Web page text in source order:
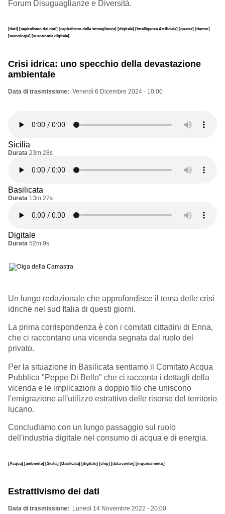
Forum Disuguaglianze e Diversità.
[dati] [capitalismo dei dati] [capitalismo della sorveglianza] [digitale] [Intelligenza Artificiale] [guerra] [riarmo]
[tecnologia] [autonomia digitale]
Crisi idrica: uno specchio della devastazione
ambientale
Data di trasmissione Venerdì 6 Dicembre 2024 - 10:00
Sicilia
Durata 23m 28s
Basilicata
Durata 13m 27s
Digitale
Durata 52m 9s
Un lungo redazionale che approfondisce il tema delle crisi
idriche nel sud Italia di questi giorni.
La prima corrispondenza è con i comitati cittadini di Enna,
che ci raccontano una vicenda segnata dal ruolo del
privato.
Per la situazione in Basilicata sentiamo il Comitato Acqua
Pubblica "Peppe Di Bello" che ci racconta i dettagli della
vicenda e le implicazioni a doppio filo che uniscono
l'emigrazione all'utilizzo estrattivo delle risorse del territorio
lucano.
Concludiamo con un lungo passaggio sul ruolo
dell'industria digitale nel consumo di acqua e di energia.
[Acqua] [ambiente] [Sicilia] [Basilicata] [digitale] [chip] [data center] [inquinamento]
Estrattivismo dei dati
Data di trasmissione Lunedì 14 Novembre 2022 - 20:00